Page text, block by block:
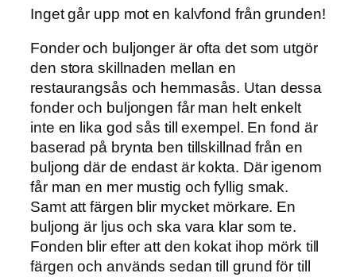
Inget går upp mot en kalvfond från grunden!
Fonder och buljonger är ofta det som utgör
den stora skillnaden mellan en
restaurangsås och hemmasås. Utan dessa
fonder och buljongen får man helt enkelt
inte en lika god sås till exempel. En fond är
baserad på brynta ben tillskillnad från en
buljong där de endast är kokta. Där igenom
får man en mer mustig och fyllig smak.
Samt att färgen blir mycket mörkare. En
buljong är ljus och ska vara klar som te.
Fonden blir efter att den kokat ihop mörk till
färgen och används sedan till grund för till